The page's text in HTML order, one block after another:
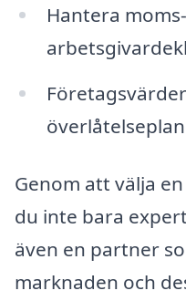
Hantera
Genom att välja
du inte bara
även en partner
marknaden och